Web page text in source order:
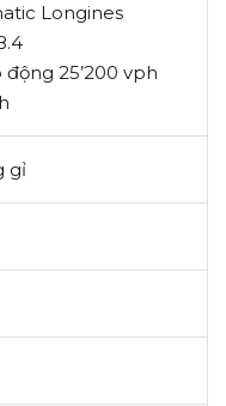
Longines
động 25’200 vph
gỉ